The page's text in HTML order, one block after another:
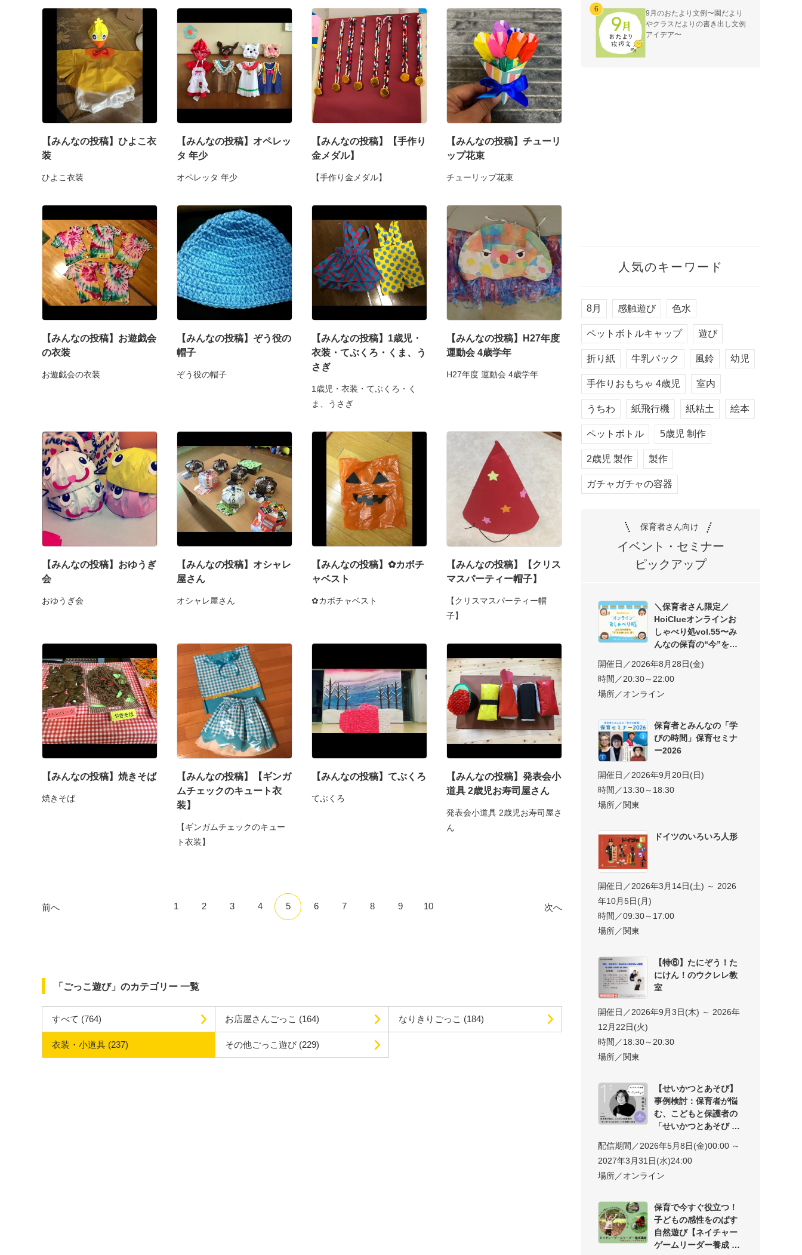
【みんなの投稿】ひよこ衣
装
ひよこ衣装
【みんなの投稿】オペレッ
タ 年少
オペレッタ 年少
【みんなの投稿】【手作り
金メダル】
【手作り金メダル】
【みんなの投稿】チューリ
ップ花束
チューリップ花束
【みんなの投稿】お遊戯会
の衣装
お遊戯会の衣装
【みんなの投稿】ぞう役の
帽子
ぞう役の帽子
【みんなの投稿】1歳児・
衣装・てぶくろ・くま、う
さぎ
1歳児・衣装・てぶくろ・く
ま、うさぎ
【みんなの投稿】H27年度
運動会 4歳学年
H27年度 運動会 4歳学年
【みんなの投稿】おゆうぎ
会
おゆうぎ会
【みんなの投稿】オシャレ
屋さん
オシャレ屋さん
【みんなの投稿】✿カボチ
ャベスト
✿カボチャベスト
【みんなの投稿】【クリス
マスパーティー帽子】
【クリスマスパーティー帽
子】
【みんなの投稿】焼きそば
焼きそば
【みんなの投稿】【ギンガ
ムチェックのキュート衣
装】
【ギンガムチェックのキュー
ト衣装】
【みんなの投稿】てぶくろ
てぶくろ
【みんなの投稿】発表会小
道具 2歳児お寿司屋さん
発表会小道具 2歳児お寿司屋さ
ん
前へ 1 2 3 4 5 6 7 8 9 10 次へ
「ごっこ遊び」のカテゴリー 一覧
すべて (764) お店屋さんごっこ (164) なりきりごっこ (184)
衣装・小道具 (237) その他ごっこ遊び (229)
9月のおたより文例〜園だより
やクラスだよりの書き出し文例
アイデア〜
人気のキーワード
8月 感触遊び 色水
ペットボトルキャップ 遊び
折り紙 牛乳パック 風鈴 幼児
手作りおもちゃ 4歳児 室内
うちわ 紙飛行機 紙粘土 絵本
ペットボトル 5歳児 制作
2歳児 製作 製作
ガチャガチャの容器
保育者さん向け
イベント・セミナー
ピックアップ
＼保育者さん限定／
HoiClueオンラインお
しゃべり処vol.55〜み
んなの保育の“今”を交
開催日／2026年8月28日(金)
時間／20:30～22:00
場所／オンライン
保育者とみんなの「学
びの時間」保育セミナ
ー2026
開催日／2026年9月20日(日)
時間／13:30～18:30
場所／関東
ドイツのいろいろ人形
開催日／2026年3月14日(土) ～ 2026
年10月5日(月)
時間／09:30～17:00
場所／関東
【特⑥】たにぞう！た
にけん！のウクレレ教
室
開催日／2026年9月3日(木) ～ 2026年
12月22日(火)
時間／18:30～20:30
場所／関東
【せいかつとあそび】
事例検討：保育者が悩
む、こどもと保護者の
「せいかつとあそび
配信期間／2026年5月8日(金)00:00 ～
2027年3月31日(水)24:00
場所／オンライン
保育で今すぐ役立つ！
子どもの感性をのばす
自然遊び【ネイチャー
ゲームリーダー養成